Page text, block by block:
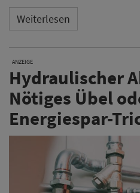
Weiterlesen
ANZEIGE
Hydraulischer
Nötiges Übel
Energiespar-